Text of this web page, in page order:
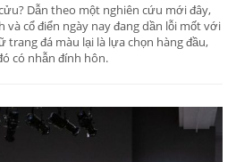
Dẫn theo một nghiên cứu mới đây,
cổ điển ngày nay đang dần lỗi mốt với
trang đá màu lại là lựa chọn hàng đầu,
có nhẫn đính hôn.